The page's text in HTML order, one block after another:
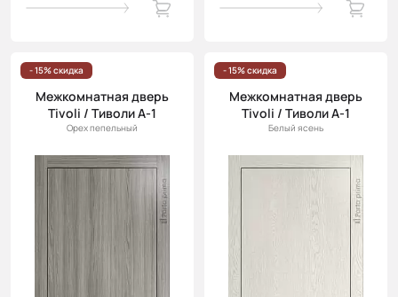
- 15% скидка
Межкомнатная дверь
Tivoli / Тиволи А-1
Орех пепельный
- 15% скидка
Межкомнатная дверь
Tivoli / Тиволи А-1
Белый ясень